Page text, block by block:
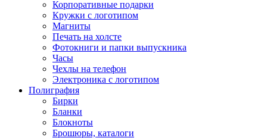
Корпоративные подарки
Кружки с логотипом
Магниты
Печать на холсте
Фотокниги и папки выпускника
Часы
Чехлы на телефон
Электроника с логотипом
Полиграфия
Бирки
Бланки
Блокноты
Брошюры, каталоги